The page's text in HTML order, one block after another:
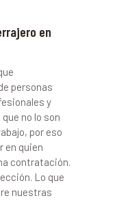
en
personas
y
no lo son
por eso
en quien
contratación.
Lo que
nuestras